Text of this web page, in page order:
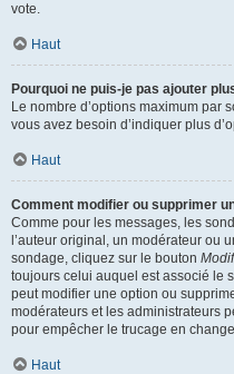
vote.
Haut
Pourquoi ne puis-je pas ajouter
Le nombre d’options maximum par
vous avez besoin d’indiquer plus
Haut
Comment modifier ou supprimer
Comme pour les messages, les
l’auteur original, un modérateur ou
sondage, cliquez sur le bouton
toujours celui auquel est associé le
peut modifier une option ou
modérateurs et les administrateurs
pour empêcher le trucage en
Haut